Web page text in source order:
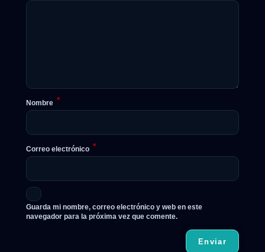
Nombre *
Correo electrónico *
Guarda mi nombre, correo electrónico y web en este
navegador para la próxima vez que comente.